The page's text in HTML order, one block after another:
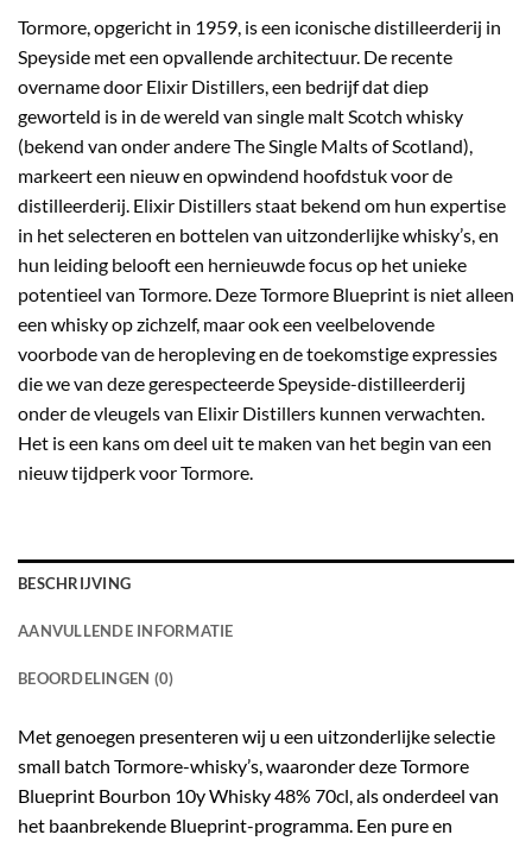
Tormore, opgericht in 1959, is een iconische distilleerderij in
Speyside met een opvallende architectuur. De recente
overname door Elixir Distillers, een bedrijf dat diep
geworteld is in de wereld van single malt Scotch whisky
(bekend van onder andere The Single Malts of Scotland),
markeert een nieuw en opwindend hoofdstuk voor de
distilleerderij. Elixir Distillers staat bekend om hun expertise
in het selecteren en bottelen van uitzonderlijke whisky’s, en
hun leiding belooft een hernieuwde focus op het unieke
potentieel van Tormore. Deze Tormore Blueprint is niet alleen
een whisky op zichzelf, maar ook een veelbelovende
voorbode van de heropleving en de toekomstige expressies
die we van deze gerespecteerde Speyside-distilleerderij
onder de vleugels van Elixir Distillers kunnen verwachten.
Het is een kans om deel uit te maken van het begin van een
nieuw tijdperk voor Tormore.
BESCHRIJVING
AANVULLENDE INFORMATIE
BEOORDELINGEN (0)
Met genoegen presenteren wij u een uitzonderlijke selectie
small batch Tormore-whisky’s, waaronder deze Tormore
Blueprint Bourbon 10y Whisky 48% 70cl, als onderdeel van
het baanbrekende Blueprint-programma. Een pure en